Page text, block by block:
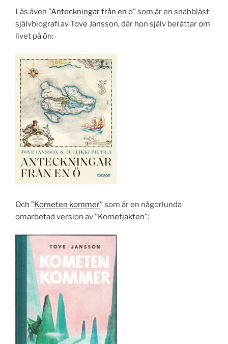
Läs även ”Anteckningar från en ö” som är en snabbläst
självbiografi av Tove Jansson, där hon själv berättar om
livet på ön:
Och ”Kometen kommer” som är en någorlunda
omarbetad version av ”Kometjakten”: